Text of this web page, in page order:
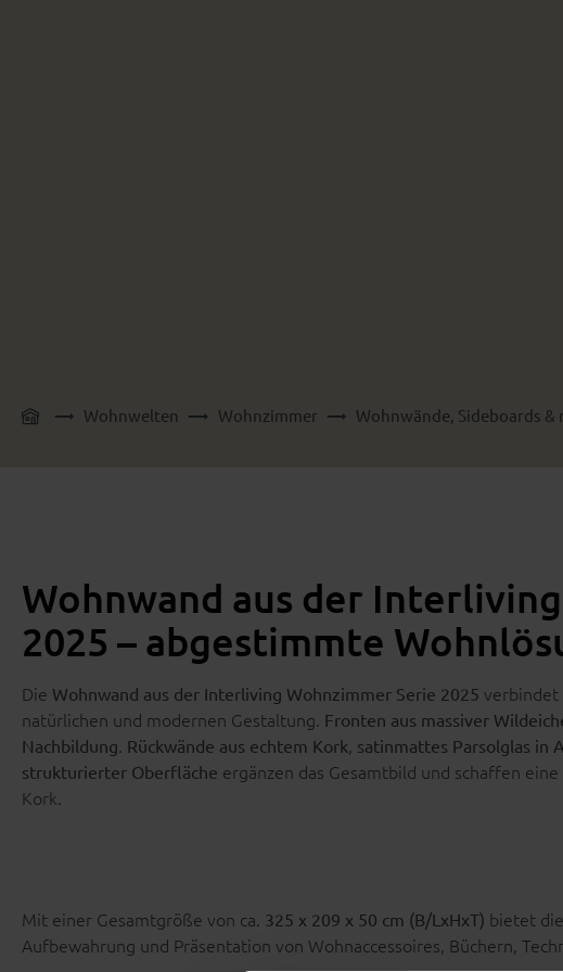
Wohnwelten Wohnzimmer Wohnwände, Sideboards &
Wohnwand aus der
2025 – abgestimmte
Die Wohnwand aus der Interliving Wohnzimmer Serie 2025 verbindet
natürlichen und modernen Gestaltung. Fronten aus massiver
Nachbildung. Rückwände aus echtem Kork, satinmattes Parsolglas in
strukturierter Oberfläche ergänzen das Gesamtbild und schaffen
Kork.
Mit einer Gesamtgröße von ca. 325 x 209 x 50 cm (B/LxHxT) bietet
Aufbewahrung und Präsentation von Wohnaccessoires, Büchern,